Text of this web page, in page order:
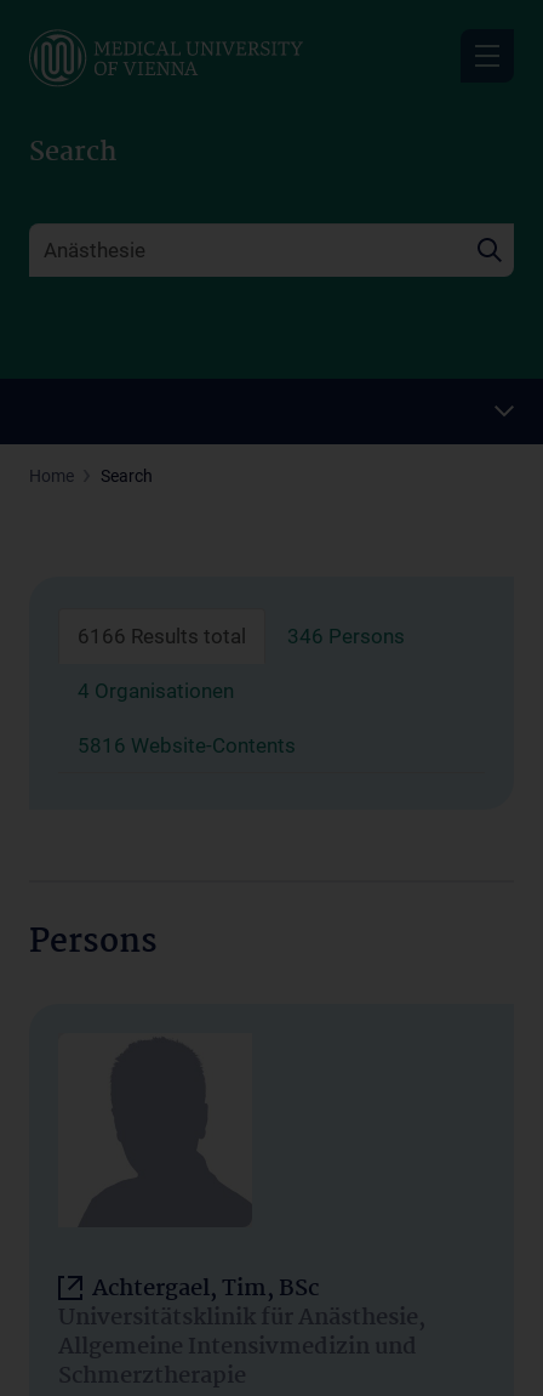
main
Search
Home Search
6166 Results total 346 Persons
4 Organisationen
5816 Website-Contents
Persons
Achtergael, Tim, BSc
Universitätsklinik für Anästhesie,
Allgemeine Intensivmedizin und
Schmerztherapie